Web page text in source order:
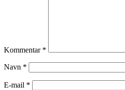
Kommentar *
Navn *
E-mail *